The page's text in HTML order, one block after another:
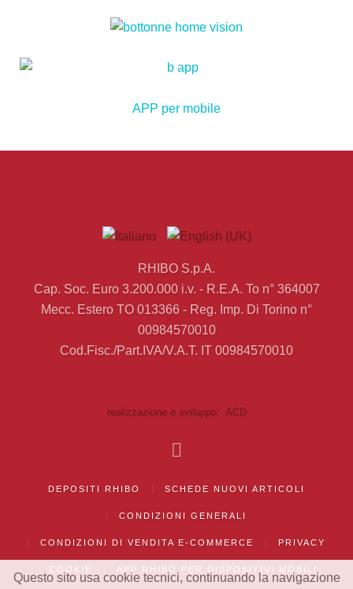
APP per mobile
RHIBO S.p.A.
Cap. Soc. Euro 3.200.000 i.v. - R.E.A. To n° 364007
Mecc. Estero TO 013366 - Reg. Imp. Di Torino n°
00984570010
Cod.Fisc./Part.IVA/V.A.T. IT 00984570010
realizzazione e sviluppo: ACD
DEPOSITI RHIBO SCHEDE NUOVI ARTICOLI
CONDIZIONI GENERALI
CONDIZIONI DI VENDITA E-COMMERCE PRIVACY
COOKIE APP RHIBO PER DISPOSITIVI MOBILI
Questo sito usa cookie tecnici, continuando la navigazione